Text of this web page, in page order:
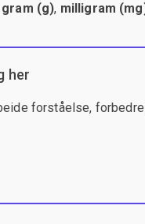
gram (g), milligram
her
forståelse,